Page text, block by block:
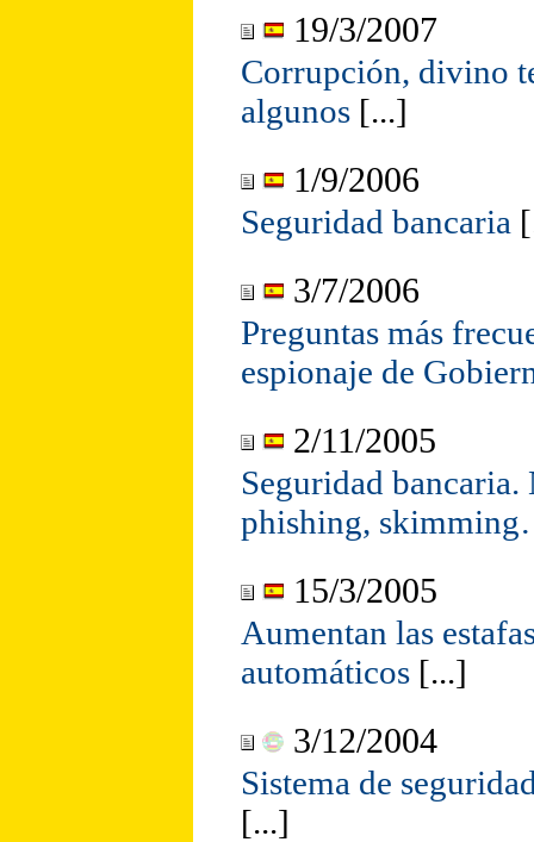
19/3/2007
Corrupción, divino
algunos [...]
1/9/2006
Seguridad bancaria
3/7/2006
Preguntas más
espionaje de
2/11/2005
Seguridad bancaria.
phishing,
15/3/2005
Aumentan las
automáticos [...]
3/12/2004
Sistema de
[...]